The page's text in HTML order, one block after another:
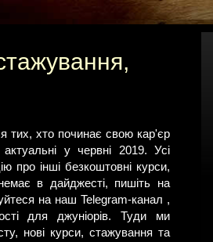
тих, хто починає свою кар'єр
у червні 2019. Усі
про інші безкоштовні курси,
в дайджесті, пишіть на
на наш Telegram-канал ,
для джуніорів. Туди ми
нові курси, стажування та